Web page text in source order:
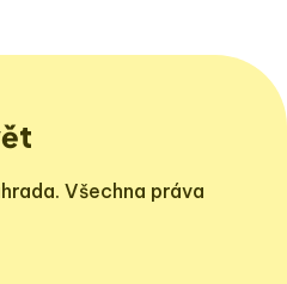
Všechna práva